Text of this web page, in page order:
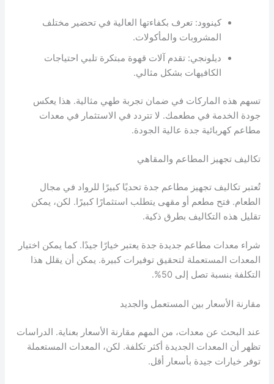
كينوود: تعرف بكفاءتها العالية في تحضير مختلف
المشروبات والمأكولات.
ديلونجي: تقدم آلات قهوة مبتكرة تلبي احتياجات
الكافيهات بشكل مثالي.
تسهم هذه الماركات في ضمان تجربة طهي مثالية. هذا يعكس
جودة الخدمة في مطعمك. لا تتردد في الاستثمار في معدات
مطاعم كهربائية جدة عالية الجودة.
تكاليف تجهيز المطاعم والمقاهي
تُعتبر تكاليف تجهيز مطاعم جدة تحديًا كبيرًا للرواد في مجال
الطعام. فتح مطعم أو مقهى يتطلب استثمارًا كبيرًا. لكن، يمكن
تقليل هذه التكاليف بطرق ذكية.
شراء معدات مطاعم جديدة جدة يعتبر خيارًا جيدًا. كما يمكن اختيار
المعدات المستعملة لتحقيق توفيرات كبيرة. يمكن أن يقلل هذا
التكلفة بنسبة تصل إلى 50%.
مقارنة الأسعار بين المستعمل والجديد
عند البحث عن معدات، من المهم مقارنة الأسعار بعناية. الدراسات
تظهر أن المعدات الجديدة أكثر تكلفة. لكن، المعدات المستعملة
توفر خيارات جيدة بأسعار أقل.